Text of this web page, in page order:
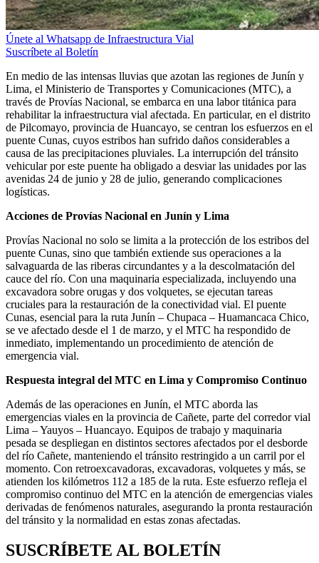
Únete al Whatsapp de Infraestructura Vial
Suscríbete al Boletín
En medio de las intensas lluvias que azotan las regiones de Junín y
Lima, el Ministerio de Transportes y Comunicaciones (MTC), a
través de Provías Nacional, se embarca en una labor titánica para
rehabilitar la infraestructura vial afectada. En particular, en el distrito
de Pilcomayo, provincia de Huancayo, se centran los esfuerzos en el
puente Cunas, cuyos estribos han sufrido daños considerables a
causa de las precipitaciones pluviales. La interrupción del tránsito
vehicular por este puente ha obligado a desviar las unidades por las
avenidas 24 de junio y 28 de julio, generando complicaciones
logísticas.
Acciones de Provías Nacional en Junín y Lima
Provías Nacional no solo se limita a la protección de los estribos del
puente Cunas, sino que también extiende sus operaciones a la
salvaguarda de las riberas circundantes y a la descolmatación del
cauce del río. Con una maquinaria especializada, incluyendo una
excavadora sobre orugas y dos volquetes, se ejecutan tareas
cruciales para la restauración de la conectividad vial. El puente
Cunas, esencial para la ruta Junín – Chupaca – Huamancaca Chico,
se ve afectado desde el 1 de marzo, y el MTC ha respondido de
inmediato, implementando un procedimiento de atención de
emergencia vial.
Respuesta integral del MTC en Lima y Compromiso Continuo
Además de las operaciones en Junín, el MTC aborda las
emergencias viales en la provincia de Cañete, parte del corredor vial
Lima – Yauyos – Huancayo. Equipos de trabajo y maquinaria
pesada se despliegan en distintos sectores afectados por el desborde
del río Cañete, manteniendo el tránsito restringido a un carril por el
momento. Con retroexcavadoras, excavadoras, volquetes y más, se
atienden los kilómetros 112 a 185 de la ruta. Este esfuerzo refleja el
compromiso continuo del MTC en la atención de emergencias viales
derivadas de fenómenos naturales, asegurando la pronta restauración
del tránsito y la normalidad en estas zonas afectadas.
SUSCRÍBETE AL BOLETÍN